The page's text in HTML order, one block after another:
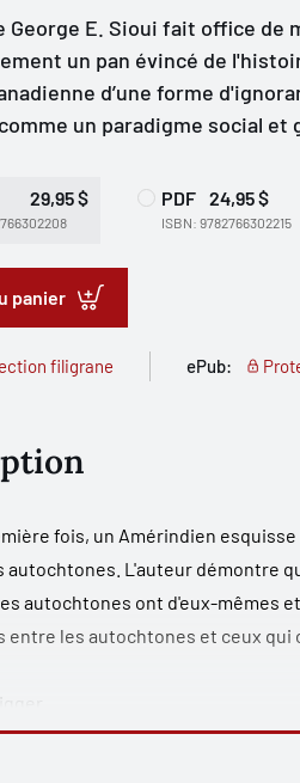
George E. Sioui fait office de
un pan évincé de
d’une forme
un paradigme social et
29,95 $ PDF 24,95 $
ISBN: 9782766302215
panier
filigrane ePub:
fois, un Amérindien
autochtones. L'auteur démontre
autochtones ont d'eux-mêmes
entre les autochtones et ceux